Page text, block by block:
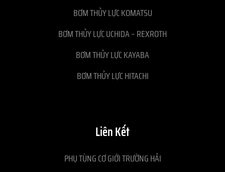
BƠM THỦY LỰC KOMATSU
BƠM THỦY LỰC UCHIDA – REXROTH
BƠM THỦY LỰC KAYABA
BƠM THỦY LỰC HITACHI
Liên Kết
PHỤ TÙNG CƠ GIỚI TRƯỜNG HẢI